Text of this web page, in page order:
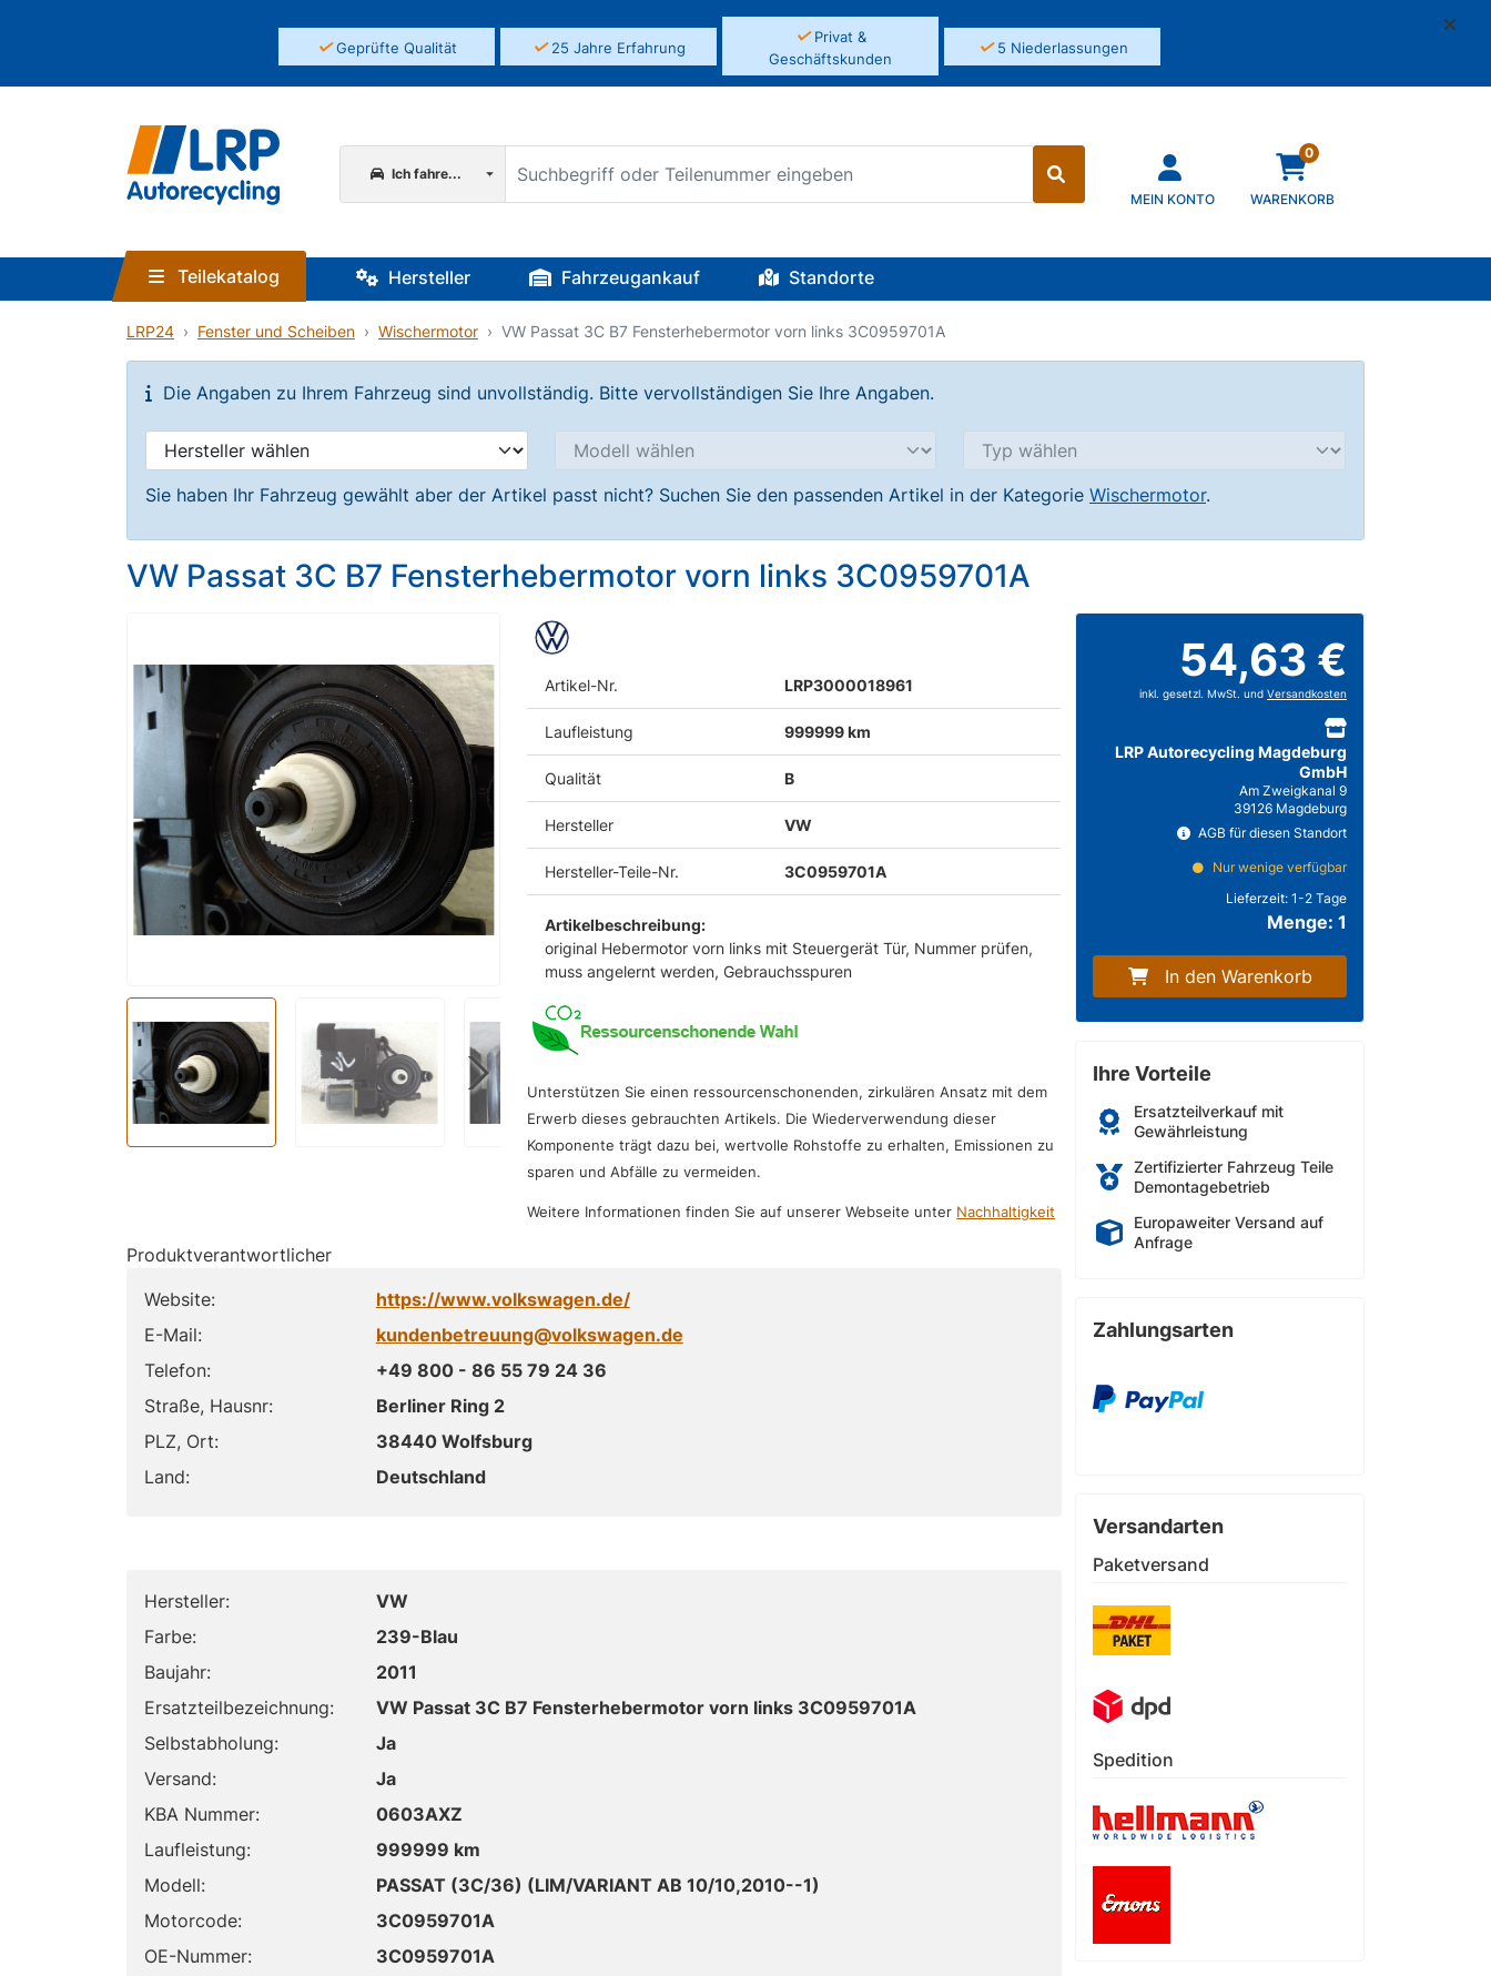
✓Geprüfte Qualität ✓25 Jahre Erfahrung
✓Privat &
Geschäftskunden
✓5 Niederlassungen
Ich fahre...
MEIN KONTO
0
WARENKORB
Teilekatalog Hersteller Fahrzeugankauf Standorte
LRP24 Fenster und Scheiben Wischermotor VW Passat 3C B7 Fensterhebermotor vorn links 3C0959701A
Die Angaben zu Ihrem Fahrzeug sind unvollständig. Bitte vervollständigen Sie Ihre Angaben.
Sie haben Ihr Fahrzeug gewählt aber der Artikel passt nicht? Suchen Sie den passenden Artikel in der Kategorie Wischermotor.
VW Passat 3C B7 Fensterhebermotor vorn links 3C0959701A
Artikel-Nr. LRP3000018961
Laufleistung 999999 km
Qualität B
Hersteller VW
Hersteller-Teile-Nr. 3C0959701A
Artikelbeschreibung:
original Hebermotor vorn links mit Steuergerät Tür, Nummer prüfen,
muss angelernt werden, Gebrauchsspuren
Unterstützen Sie einen ressourcenschonenden, zirkulären Ansatz mit dem
Erwerb dieses gebrauchten Artikels. Die Wiederverwendung dieser
Komponente trägt dazu bei, wertvolle Rohstoffe zu erhalten, Emissionen zu
sparen und Abfälle zu vermeiden.
Weitere Informationen finden Sie auf unserer Webseite unter Nachhaltigkeit
Produktverantwortlicher
Website:
https://www.volkswagen.de/
E-Mail:
kundenbetreuung@volkswagen.de
Telefon:
+49 800 - 86 55 79 24 36
Straße, Hausnr:
Berliner Ring 2
PLZ, Ort:
38440 Wolfsburg
Land:
Deutschland
Hersteller:
VW
Farbe:
239-Blau
Baujahr:
2011
Ersatzteilbezeichnung:
VW Passat 3C B7 Fensterhebermotor vorn links 3C0959701A
Selbstabholung:
Ja
Versand:
Ja
KBA Nummer:
0603AXZ
Laufleistung:
999999 km
Modell:
PASSAT (3C/36) (LIM/VARIANT AB 10/10,2010--1)
Motorcode:
3C0959701A
OE-Nummer:
3C0959701A
54,63 €
inkl. gesetzl. MwSt. und Versandkosten
LRP Autorecycling Magdeburg
GmbH
Am Zweigkanal 9
39126 Magdeburg
AGB für diesen Standort
Nur wenige verfügbar
Lieferzeit: 1-2 Tage
Menge: 1
In den Warenkorb
Ihre Vorteile
Ersatzteilverkauf mit
Gewährleistung
Zertifizierter Fahrzeug Teile
Demontagebetrieb
Europaweiter Versand auf
Anfrage
Zahlungsarten
Versandarten
Paketversand
Spedition